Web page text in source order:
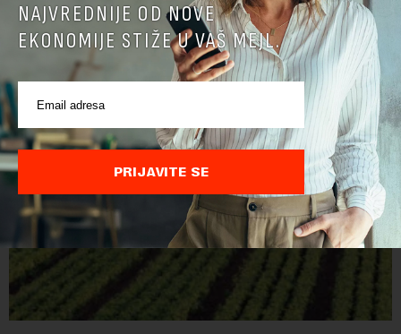
POVEZANI SADRŽAJI
NAJVREDNIJE OD NOVE
EKONOMIJE STIŽE U VAŠ MEJL.
PRIJAVITE SE